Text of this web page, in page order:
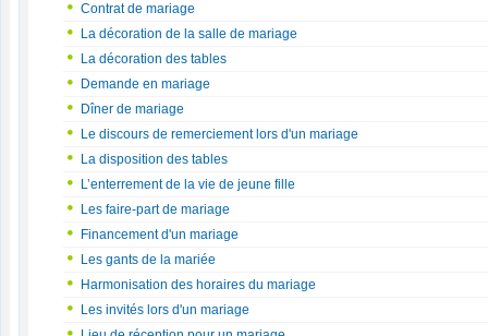
Contrat de mariage
La décoration de la salle de mariage
La décoration des tables
Demande en mariage
Dîner de mariage
Le discours de remerciement lors d'un mariage
La disposition des tables
L’enterrement de la vie de jeune fille
Les faire-part de mariage
Financement d'un mariage
Les gants de la mariée
Harmonisation des horaires du mariage
Les invités lors d'un mariage